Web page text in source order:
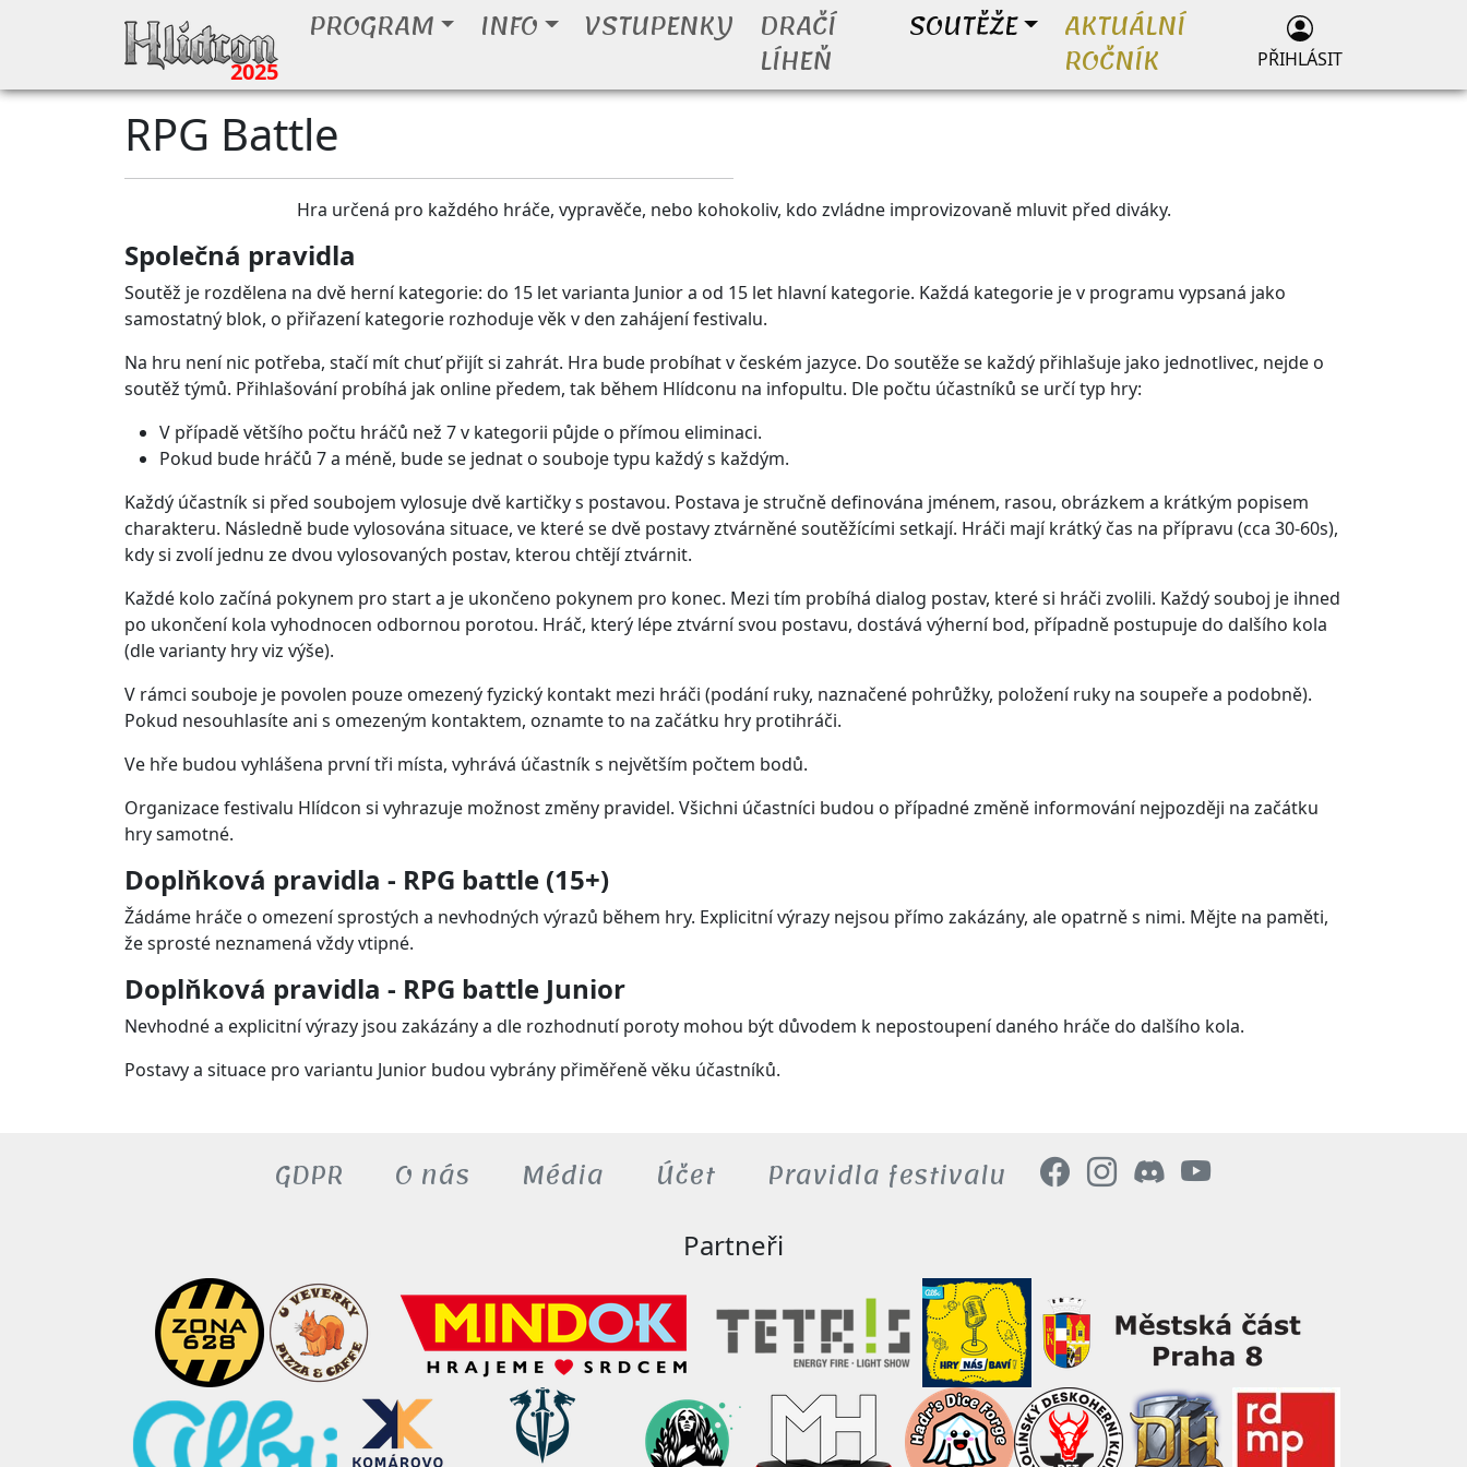
2025
PROGRAM INFO VSTUPENKY DRAČÍ
LÍHEŇ
SOUTĚŽE AKTUÁLNÍ
ROČNÍK PŘIHLÁSIT
RPG Battle
Hra určená pro každého hráče, vypravěče, nebo kohokoliv, kdo zvládne improvizovaně mluvit před diváky.
Společná pravidla
Soutěž je rozdělena na dvě herní kategorie: do 15 let varianta Junior a od 15 let hlavní kategorie. Každá kategorie je v programu vypsaná jako
samostatný blok, o přiřazení kategorie rozhoduje věk v den zahájení festivalu.
Na hru není nic potřeba, stačí mít chuť přijít si zahrát. Hra bude probíhat v českém jazyce. Do soutěže se každý přihlašuje jako jednotlivec, nejde o
soutěž týmů. Přihlašování probíhá jak online předem, tak během Hlídconu na infopultu. Dle počtu účastníků se určí typ hry:
V případě většího počtu hráčů než 7 v kategorii půjde o přímou eliminaci.
Pokud bude hráčů 7 a méně, bude se jednat o souboje typu každý s každým.
Každý účastník si před soubojem vylosuje dvě kartičky s postavou. Postava je stručně definována jménem, rasou, obrázkem a krátkým popisem
charakteru. Následně bude vylosována situace, ve které se dvě postavy ztvárněné soutěžícími setkají. Hráči mají krátký čas na přípravu (cca 30-60s),
kdy si zvolí jednu ze dvou vylosovaných postav, kterou chtějí ztvárnit.
Každé kolo začíná pokynem pro start a je ukončeno pokynem pro konec. Mezi tím probíhá dialog postav, které si hráči zvolili. Každý souboj je ihned
po ukončení kola vyhodnocen odbornou porotou. Hráč, který lépe ztvární svou postavu, dostává výherní bod, případně postupuje do dalšího kola
(dle varianty hry viz výše).
V rámci souboje je povolen pouze omezený fyzický kontakt mezi hráči (podání ruky, naznačené pohrůžky, položení ruky na soupeře a podobně).
Pokud nesouhlasíte ani s omezeným kontaktem, oznamte to na začátku hry protihráči.
Ve hře budou vyhlášena první tři místa, vyhrává účastník s největším počtem bodů.
Organizace festivalu Hlídcon si vyhrazuje možnost změny pravidel. Všichni účastníci budou o případné změně informování nejpozději na začátku
hry samotné.
Doplňková pravidla - RPG battle (15+)
Žádáme hráče o omezení sprostých a nevhodných výrazů během hry. Explicitní výrazy nejsou přímo zakázány, ale opatrně s nimi. Mějte na paměti,
že sprosté neznamená vždy vtipné.
Doplňková pravidla - RPG battle Junior
Nevhodné a explicitní výrazy jsou zakázány a dle rozhodnutí poroty mohou být důvodem k nepostoupení daného hráče do dalšího kola.
Postavy a situace pro variantu Junior budou vybrány přiměřeně věku účastníků.
GDPR O nás Média Účet Pravidla festivalu
Partneři